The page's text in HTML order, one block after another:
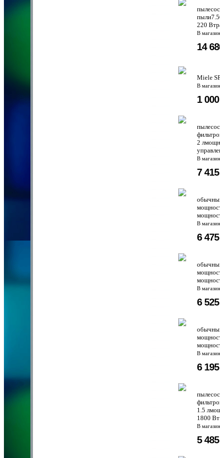
220
В
14
Miele
В
1
2
В
7
В
6
В
6
В
6
1.5
1800 Вт
В
5